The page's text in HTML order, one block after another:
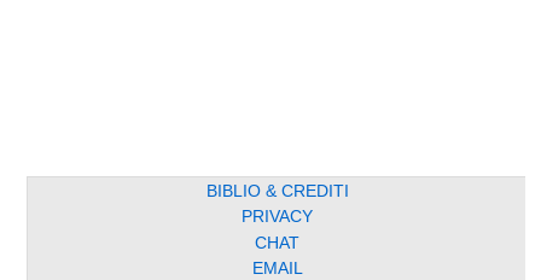
BIBLIO & CREDITI
PRIVACY
CHAT
EMAIL